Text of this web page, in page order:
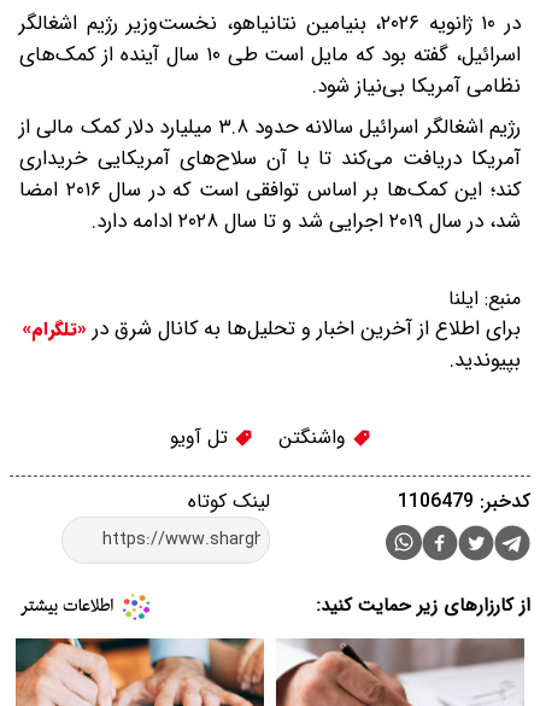
در ۱۰ ژانویه ۲۰۲۶، بنیامین نتانیاهو، نخست‌وزیر رژیم اشغالگر
اسرائیل، گفته بود که مایل است طی ۱۰ سال آینده از کمک‌های
نظامی آمریکا بی‌نیاز شود.
رژیم اشغالگر اسرائیل سالانه حدود ۳.۸ میلیارد دلار کمک مالی از
آمریکا دریافت می‌کند تا با آن سلاح‌های آمریکایی خریداری
کند؛ این کمک‌ها بر اساس توافقی است که در سال ۲۰۱۶ امضا
شد، در سال ۲۰۱۹ اجرایی شد و تا سال ۲۰۲۸ ادامه دارد.
منبع: ایلنا
برای اطلاع از آخرین اخبار و تحلیل‌ها به کانال شرق در «تلگرام»
بپیوندید.
واشنگتن تل آویو
لینک کوتاه کدخبر: 1106479
از کارزارهای زیر حمایت کنید: